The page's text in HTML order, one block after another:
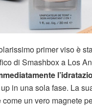
primer viso è
di Smashbox a Los
in una sola fase. La
un vero magnete